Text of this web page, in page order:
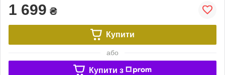
1 699 ₴
Купити
або
Купити з